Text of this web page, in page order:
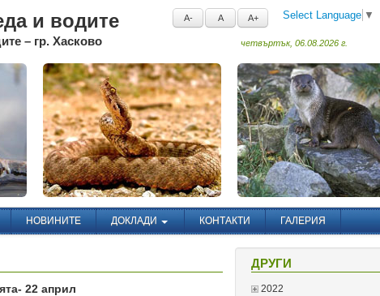
и водите
– гр. Хасково
Select Language ▼
A- A A+
четвъртък, 06.08.2026 г.
НОВИНИТЕ ДОКЛАДИ КОНТАКТИ ГАЛЕРИЯ
ДРУГИ
2022
22 април